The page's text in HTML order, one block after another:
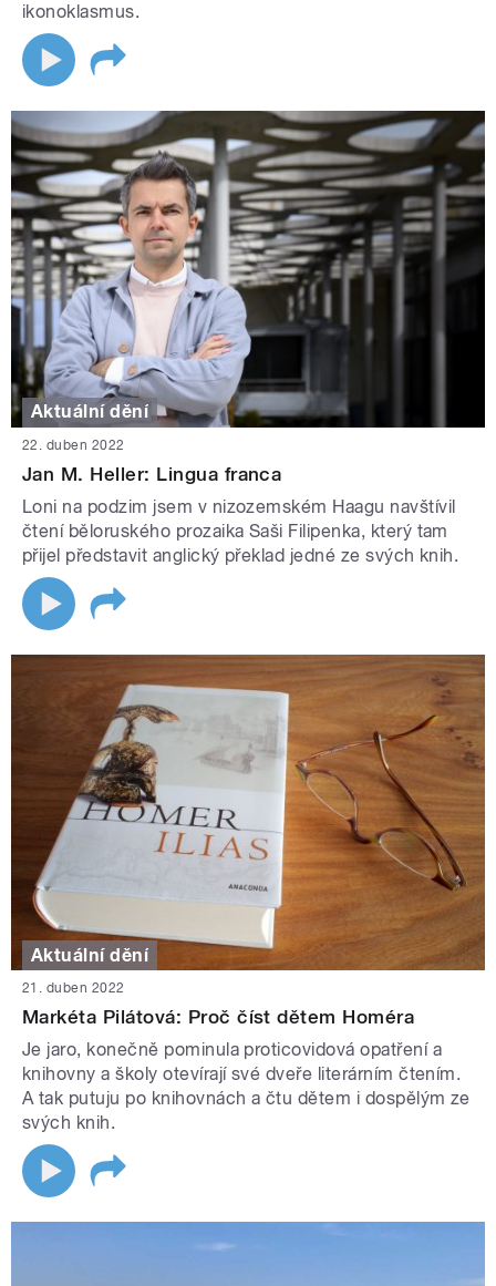
ikonoklasmus.
Aktuální dění
22. duben 2022
Jan M. Heller: Lingua franca
Loni na podzim jsem v nizozemském Haagu navštívil
čtení běloruského prozaika Saši Filipenka, který tam
přijel představit anglický překlad jedné ze svých knih.
Aktuální dění
21. duben 2022
Markéta Pilátová: Proč číst dětem Homéra
Je jaro, konečně pominula proticovidová opatření a
knihovny a školy otevírají své dveře literárním čtením.
A tak putuju po knihovnách a čtu dětem i dospělým ze
svých knih.